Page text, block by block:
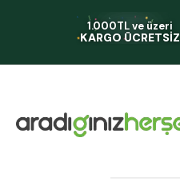
1.000TL ve üzeri
KARGO ÜCRETSİZ